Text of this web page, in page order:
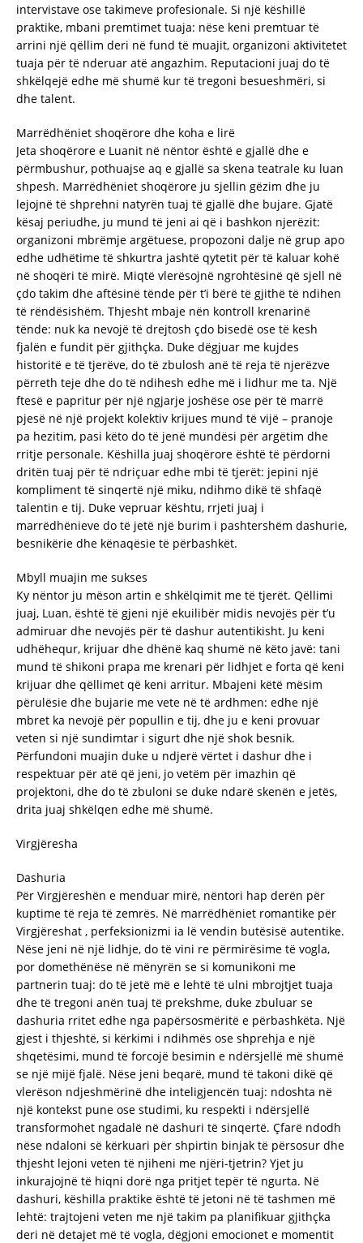
intervistave ose takimeve profesionale. Si një këshillë
praktike, mbani premtimet tuaja: nëse keni premtuar të
arrini një qëllim deri në fund të muajit, organizoni aktivitetet
tuaja për të nderuar atë angazhim. Reputacioni juaj do të
shkëlqejë edhe më shumë kur të tregoni besueshmëri, si
dhe talent.
Marrëdhëniet shoqërore dhe koha e lirë
Jeta shoqërore e Luanit në nëntor është e gjallë dhe e
përmbushur, pothuajse aq e gjallë sa skena teatrale ku luan
shpesh. Marrëdhëniet shoqërore ju sjellin gëzim dhe ju
lejojnë të shprehni natyrën tuaj të gjallë dhe bujare. Gjatë
kësaj periudhe, ju mund të jeni ai që i bashkon njerëzit:
organizoni mbrëmje argëtuese, propozoni dalje në grup apo
edhe udhëtime të shkurtra jashtë qytetit për të kaluar kohë
në shoqëri të mirë. Miqtë vlerësojnë ngrohtësinë që sjell në
çdo takim dhe aftësinë tënde për t’i bërë të gjithë të ndihen
të rëndësishëm. Thjesht mbaje nën kontroll krenarinë
tënde: nuk ka nevojë të drejtosh çdo bisedë ose të kesh
fjalën e fundit për gjithçka. Duke dëgjuar me kujdes
historitë e të tjerëve, do të zbulosh anë të reja të njerëzve
përreth teje dhe do të ndihesh edhe më i lidhur me ta. Një
ftesë e papritur për një ngjarje joshëse ose për të marrë
pjesë në një projekt kolektiv krijues mund të vijë – pranoje
pa hezitim, pasi këto do të jenë mundësi për argëtim dhe
rritje personale. Këshilla juaj shoqërore është të përdorni
dritën tuaj për të ndriçuar edhe mbi të tjerët: jepini një
kompliment të sinqertë një miku, ndihmo dikë të shfaqë
talentin e tij. Duke vepruar kështu, rrjeti juaj i
marrëdhënieve do të jetë një burim i pashtershëm dashurie,
besnikërie dhe kënaqësie të përbashkët.
Mbyll muajin me sukses
Ky nëntor ju mëson artin e shkëlqimit me të tjerët. Qëllimi
juaj, Luan, është të gjeni një ekuilibër midis nevojës për t’u
admiruar dhe nevojës për të dashur autentikisht. Ju keni
udhëhequr, krijuar dhe dhënë kaq shumë në këto javë: tani
mund të shikoni prapa me krenari për lidhjet e forta që keni
krijuar dhe qëllimet që keni arritur. Mbajeni këtë mësim
përulësie dhe bujarie me vete në të ardhmen: edhe një
mbret ka nevojë për popullin e tij, dhe ju e keni provuar
veten si një sundimtar i sigurt dhe një shok besnik.
Përfundoni muajin duke u ndjerë vërtet i dashur dhe i
respektuar për atë që jeni, jo vetëm për imazhin që
projektoni, dhe do të zbuloni se duke ndarë skenën e jetës,
drita juaj shkëlqen edhe më shumë.
Virgjëresha
Dashuria
Për Virgjëreshën e menduar mirë, nëntori hap derën për
kuptime të reja të zemrës. Në marrëdhëniet romantike për
Virgjëreshat , perfeksionizmi ia lë vendin butësisë autentike.
Nëse jeni në një lidhje, do të vini re përmirësime të vogla,
por domethënëse në mënyrën se si komunikoni me
partnerin tuaj: do të jetë më e lehtë të ulni mbrojtjet tuaja
dhe të tregoni anën tuaj të prekshme, duke zbuluar se
dashuria rritet edhe nga papërsosmëritë e përbashkëta. Një
gjest i thjeshtë, si kërkimi i ndihmës ose shprehja e një
shqetësimi, mund të forcojë besimin e ndërsjellë më shumë
se një mijë fjalë. Nëse jeni beqarë, mund të takoni dikë që
vlerëson ndjeshmërinë dhe inteligjencën tuaj: ndoshta në
një kontekst pune ose studimi, ku respekti i ndërsjellë
transformohet ngadalë në dashuri të sinqertë. Çfarë ndodh
nëse ndaloni së kërkuari për shpirtin binjak të përsosur dhe
thjesht lejoni veten të njiheni me njëri-tjetrin? Yjet ju
inkurajojnë të hiqni dorë nga pritjet tepër të ngurta. Në
dashuri, këshilla praktike është të jetoni në të tashmen më
lehtë: trajtojeni veten me një takim pa planifikuar gjithçka
deri në detajet më të vogla, dëgjoni emocionet e momentit